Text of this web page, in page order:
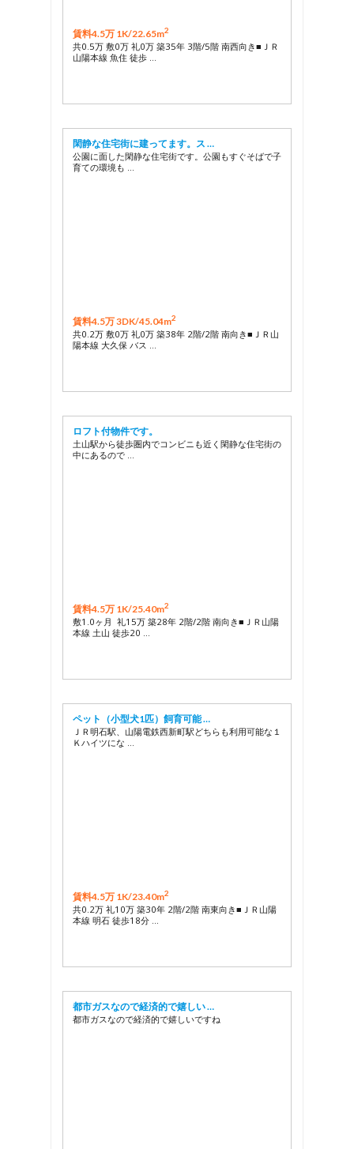
賃料4.5万 1K/22.65m2
共0.5万 敷0万 礼0万 築35年 3階/5階 南西向き■ＪＲ
山陽本線 魚住 徒歩 …
閑静な住宅街に建ってます。ス …
公園に面した閑静な住宅街です。公園もすぐそばで子
育ての環境も …
賃料4.5万 3DK/45.04m2
共0.2万 敷0万 礼0万 築38年 2階/2階 南向き■ＪＲ山
陽本線 大久保 バス …
ロフト付物件です。
土山駅から徒歩圏内でコンビニも近く閑静な住宅街の
中にあるので …
賃料4.5万 1K/25.40m2
敷1.0ヶ月 礼15万 築28年 2階/2階 南向き■ＪＲ山陽
本線 土山 徒歩20 …
ペット（小型犬1匹）飼育可能 …
ＪＲ明石駅、山陽電鉄西新町駅どちらも利用可能な１
Ｋハイツにな …
賃料4.5万 1K/23.40m2
共0.2万 礼10万 築30年 2階/2階 南東向き■ＪＲ山陽
本線 明石 徒歩18分 …
都市ガスなので経済的で嬉しい …
都市ガスなので経済的で嬉しいですね